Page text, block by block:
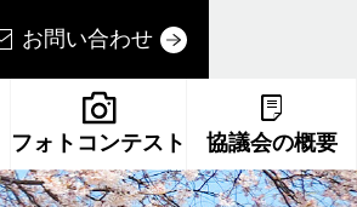
お問い合わせ
フォトコンテスト 協議会の概要